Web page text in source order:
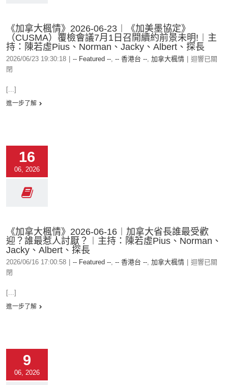
《加拿大楓情》2026-06-23︱《加美墨協定》
（CUSMA）覆檢會議7月1日召開續約前景未明!︱主
持：陳若虛Pius、Norman、Jacky、Albert、探長
2026/06/23 19:30:18 -- Featured --, -- 香港台 --, 加拿大楓情
迴響已關
閉
[...]
進一步了解
16
06, 2026
《加拿大楓情》2026-06-16︱加拿大省長誰最受歡
迎？誰最惹人討厭？︱主持：陳若虛Pius、Norman、
Jacky、Albert、探長
2026/06/16 17:00:58 -- Featured --, -- 香港台 --, 加拿大楓情
迴響已關
閉
[...]
進一步了解
9
06, 2026